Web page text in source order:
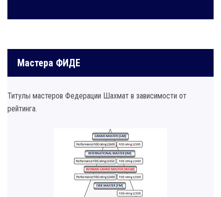
Мастера ФИДЕ
Титулы мастеров Федерации Шахмат в зависимости от
рейтинга.